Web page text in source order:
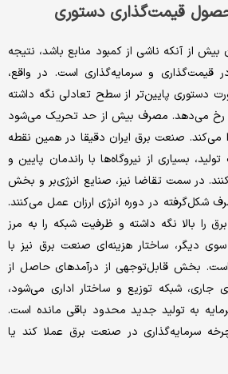
قیمت‌گذاری دستوری
بیش از آنکه ناشی از کمبود منابع باشد، نتیجه
و سرمایه‌گذاری است. در واقع،
دستوری پایین‌تر از سطح تعادلی نگه داشته
رخ می‌دهد. مصرف بیش از حد تحریک می‌شود
می‌کند. صنعت برق ایران دقیقا در همین نقطه
بسیاری از نیروگاه‌ها با راندمان پایین و
در سمت تقاضا نیز، صنایع انرژی‌بر و بخش
شکل‌گرفته در دوره انرژی ارزان عمل می‌کنند.
را بالا نگه داشته و ظرفیت شبکه را به مرز
دیگر، ساختار هزینه‌ای صنعت برق نیز با
بخش قابل‌توجهی از درآمدهای حاصل از
شبکه توزیع و ساختار اداری می‌شود،
به تولید جدید محدود باقی مانده است.
سرمایه‌گذاری در صنعت برق عملا کند یا